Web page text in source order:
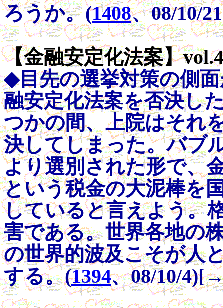
ろうか。(1408、08/10/
【金融安定化法案】
◆目先の選挙対策の側
融安定化法案を否決し
つかの間、上院はそれ
決してしまった。バブ
より選別された形で、
という税金の大泥棒を
していると言えよう。
害である。世界各地の
の世界的波及こそが人
する。(1394、08/10/